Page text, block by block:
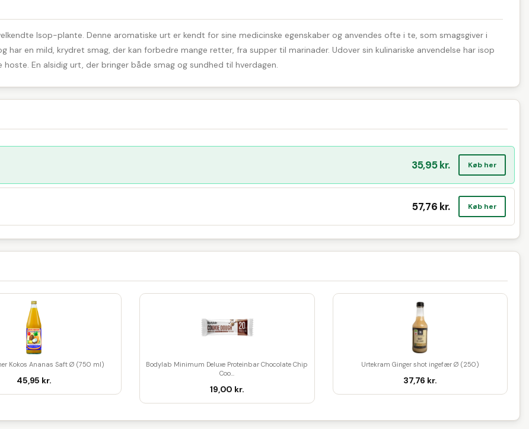
Isop-plante. Denne aromatiske urt er kendt for sine medicinske egenskaber og anvendes ofte i te, som smagsgiver i
en mild, krydret smag, der kan forbedre mange retter, fra supper til marinader. Udover sin kulinariske anvendelse har isop
En alsidig urt, der bringer både smag og sundhed til hverdagen.
35,95 kr. Køb her
57,76 kr. Køb her
Kokos Ananas Saft Ø (750 ml)
45,95 kr.
Bodylab Minimum Deluxe Proteinbar Chocolate Chip
Coo...
19,00 kr.
Urtekram Ginger shot ingefær Ø (250)
37,76 kr.